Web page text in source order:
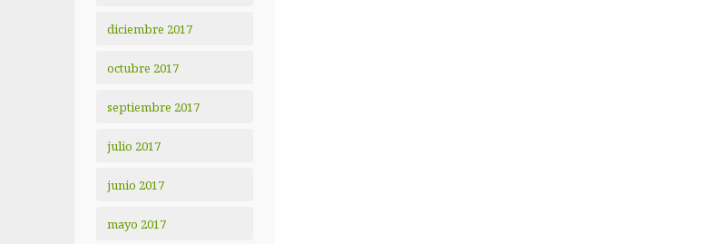
diciembre 2017
octubre 2017
septiembre 2017
julio 2017
junio 2017
mayo 2017